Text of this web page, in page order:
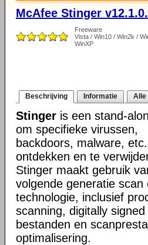
McAfee Stinger
Freeware
Vista / Win10 / Win2k /
WinXP
Beschrijving Informatie Alle
Stinger is een stand-
om specifieke virussen,
backdoors, malware,
ontdekken en te
Stinger maakt gebruik
volgende generatie scan
technologie, inclusief
scanning, digitally signed
bestanden en
optimalisering.